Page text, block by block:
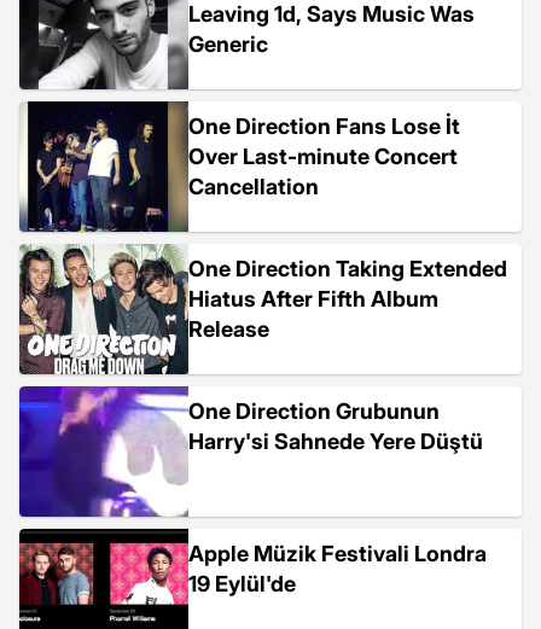
Leaving 1d, Says Music Was
Generic
One Direction Fans Lose İt
Over Last-minute Concert
Cancellation
One Direction Taking Extended
Hiatus After Fifth Album
Release
One Direction Grubunun
Harry'si Sahnede Yere Düştü
Apple Müzik Festivali Londra
19 Eylül'de